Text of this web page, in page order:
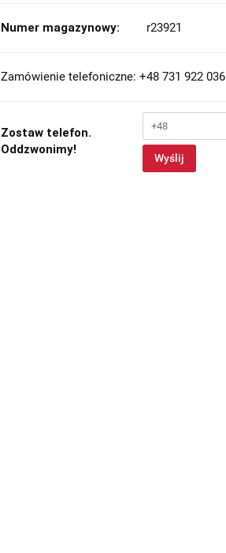
Numer magazynowy: r23921
Zamówienie telefoniczne: +48 731 922 036
Zostaw telefon.
Oddzwonimy!
Wyślij